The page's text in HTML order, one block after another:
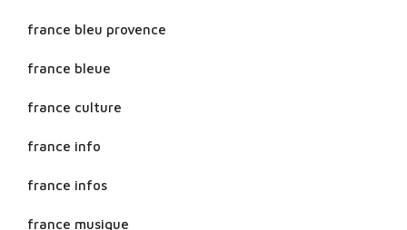
france bleu provence
france bleue
france culture
france info
france infos
france musique